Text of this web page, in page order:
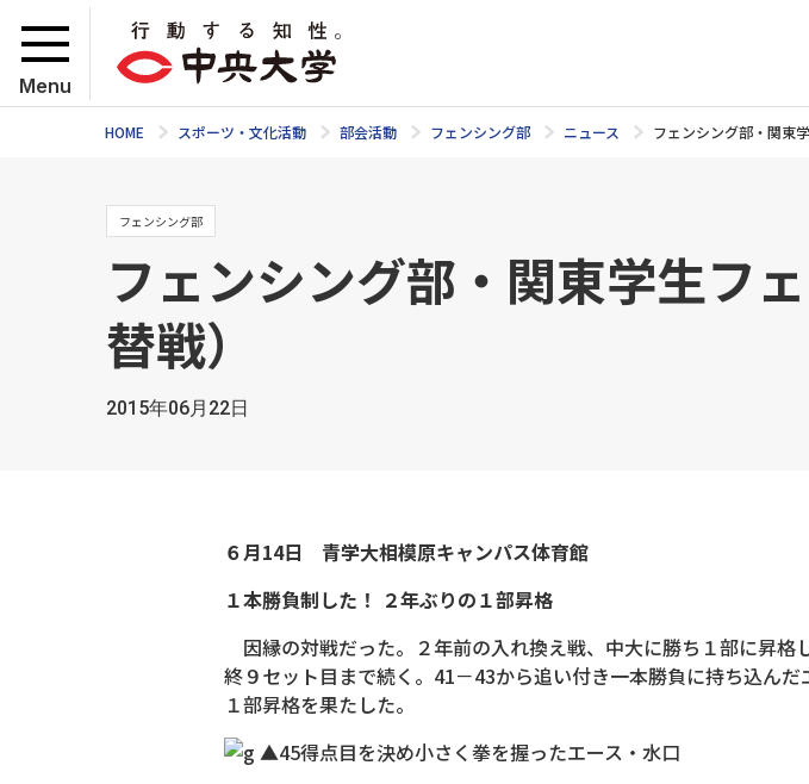
Menu
HOME スポーツ・文化活動 部会活動 フェンシング部 ニュース フェンシング部・関東
フェンシング部
フェンシング部・関東学生フ
替戦）
2015年06月22日
６月14日 青学大相模原キャンパス体育館
１本勝負制した！ ２年ぶりの１部昇格
因縁の対戦だった。２年前の入れ換え戦、中大に勝ち１部に昇
終９セット目まで続く。41－43から追い付き一本勝負に持ち込ん
１部昇格を果たした。
▲45得点目を決め小さく拳を握ったエース・水口